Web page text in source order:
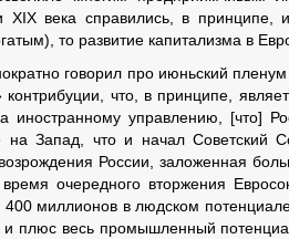
XIX века справились, в принципе, и
то развитие капитализма в
говорил про июньский
что, в принципе,
иностранному управлению, [что]
на Запад, что и начал Советский
России, заложенная
время очередного вторжения
400 миллионов в людском
и плюс весь промышленный